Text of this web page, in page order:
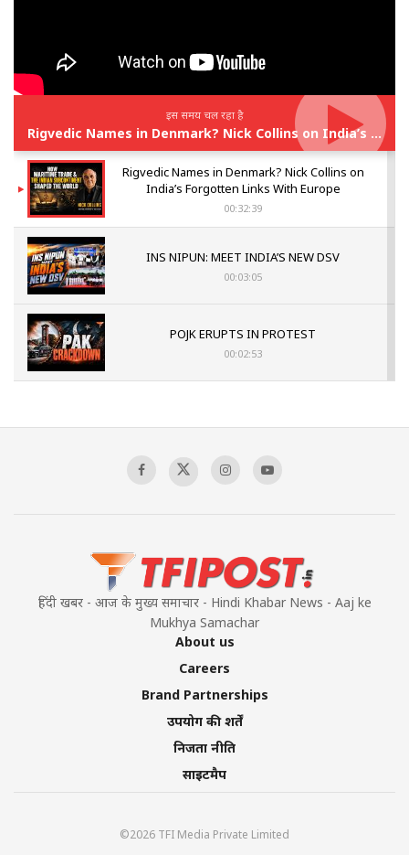
इस समय चल रहा है
Rigvedic Names in Denmark? Nick Collins on India’s Forgotten Links With Europe
Rigvedic Names in Denmark? Nick Collins on
India’s Forgotten Links With Europe
00:32:39
INS NIPUN: MEET INDIA’S NEW DSV
00:03:05
POJK ERUPTS IN PROTEST
00:02:53
Sagar
हिंदी खबर - आज के मुख्य समाचार - Hindi Khabar News - Aaj ke
Mukhya Samachar
About us
Careers
Brand Partnerships
उपयोग की शर्तें
निजता नीति
साइटमैप
©2026 TFI Media Private Limited